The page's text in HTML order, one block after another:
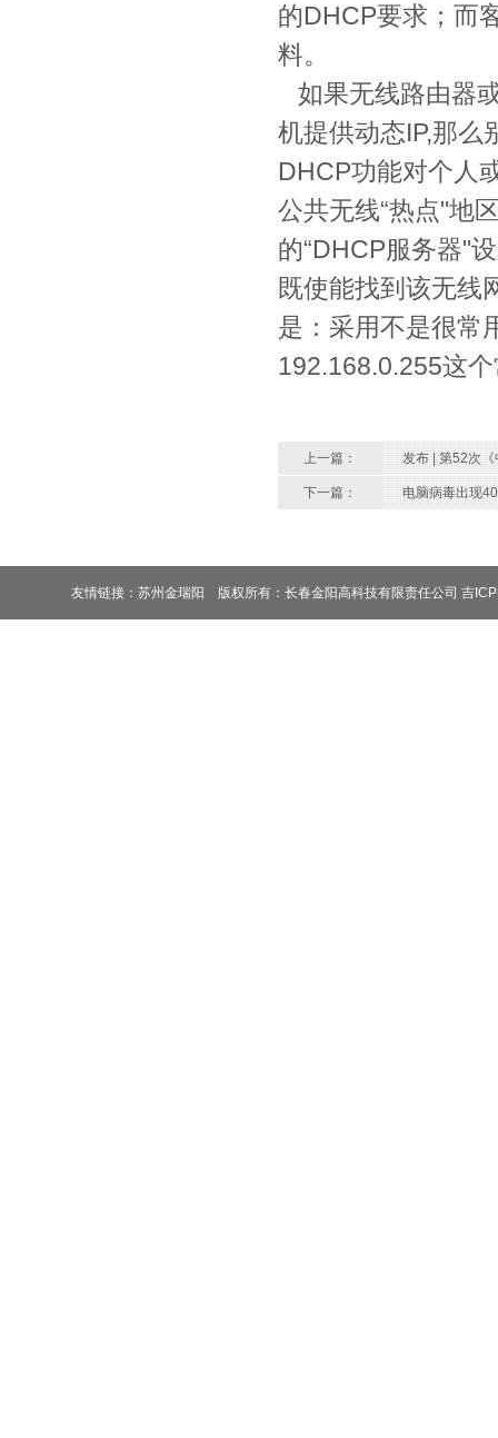
的DHCP要求；而
料。
如果无线路由器
机提供动态IP,那么
DHCP功能对个人
公共无线“热点"地
的“DHCP服务器"
既使能找到该无线
是：采用不是很常
192.168.0.255这
上一篇： 发布 | 第52次
下一篇： 电脑病毒出现
版权所有： 长春金阳高科技有限责任公司 吉
友情链接： 苏州金瑞阳